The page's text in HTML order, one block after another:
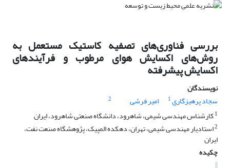
بررسی فناوری‌های تصفیه کاستیک مستعمل به
‌روش‌های اکسایش هوای مرطوب و فرآیندهای
اکسایش پیشرفته
نویسندگان
سجاد پرهیزگاری1 امیر فرشی
2
1کارشناس مهندسی شیمی، شاهرود، دانشگاه صنعتی شاهرود، ایران
2استادیار مهندسی شیمی، تهران، دهکده المپیک، پژوهشگاه صنعت نفت،
ایران
چکیده